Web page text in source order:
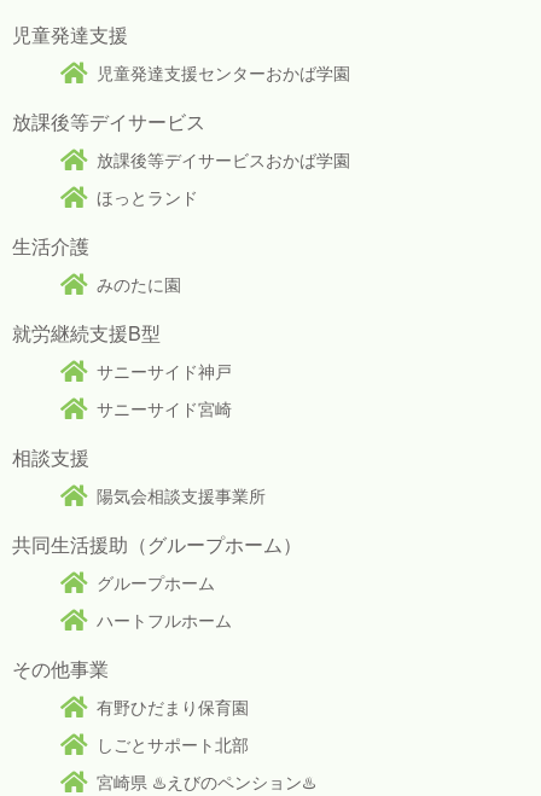
児童発達支援
児童発達支援センターおかば学園
放課後等デイサービス
放課後等デイサービスおかば学園
ほっとランド
生活介護
みのたに園
就労継続支援B型
サニーサイド神戸
サニーサイド宮崎
相談支援
陽気会相談支援事業所
共同生活援助（グループホーム）
グループホーム
ハートフルホーム
その他事業
有野ひだまり保育園
しごとサポート北部
宮崎県 ♨️えびのペンション♨️